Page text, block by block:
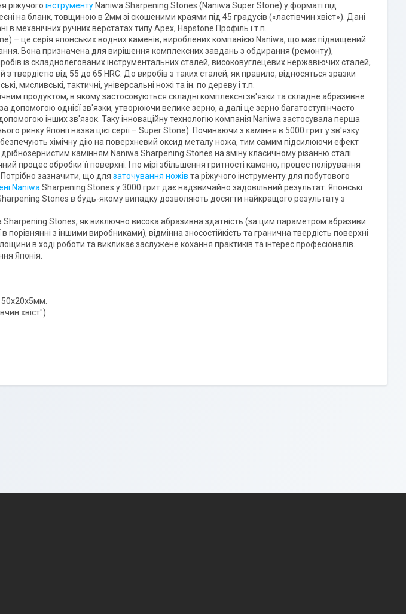
ріжучого інструменту Naniwa Sharpening Stones (Naniwa Super Stone) у форматі під
на бланк, товщиною в 2мм зі скошеними краями під 45 градусів («ластівчин хвіст»). Дані
в механічних ручних верстатах типу Apex, Hapstone Профіль і т.п.
– це серія японських водних каменів, вироблених компанією Naniwa, що має підвищений
Вона призначена для вирішення комплексних завдань з обдирання (ремонту),
із складнолегованих інструментальних сталей, високовуглецевих нержавіючих сталей,
твердістю від 55 до 65 HRC. До виробів з таких сталей, як правило, відносяться зразки
мисливські, тактичні, універсальні ножі та ін. по дереву і т.п.
продуктом, в якому застосовуються складні комплексні зв'язки та складне абразивне
допомогою однієї зв'язки, утворюючи велике зерно, а далі це зерно багатоступінчасто
інших зв'язок. Таку інноваційну технологію компанія Naniwa застосувала перша
ринку Японії назва цієї серії – Super Stone). Починаючи з каміння в 5000 грит у зв'язку
хімічну дію на поверхневий оксид металу ножа, тим самим підсилюючи ефект
камінням Naniwa Sharpening Stones на зміну класичному різанню сталі
процес обробки її поверхні. І по мірі збільшення гритності каменю, процес полірування
зазначити, що для заточування ножів та ріжучого інструменту для побутового
Naniwa Sharpening Stones у 3000 грит дає надзвичайно задовільний результат. Японські
Stones в будь-якому випадку дозволяють досягти найкращого результату з
Sharpening Stones, як виключно висока абразивна здатність (за цим параметром абразиви
порівнянні з іншими виробниками), відмінна зносостійкість та гранична твердість поверхні
в ході роботи та викликає заслужене кохання практиків та інтерес професіоналів.
Японія.
хвіст").